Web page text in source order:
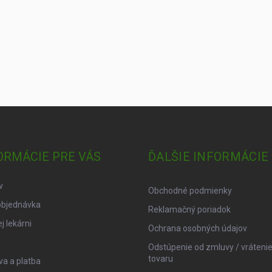
PRE VÁS
lekárni
a platba
ĎALŠIE INFORMÁCIE
Obchodné podmienky
Reklamačný poriadok
Ochrana osobných údajov
Odstúpenie od zmluvy / vrátenie
tovaru